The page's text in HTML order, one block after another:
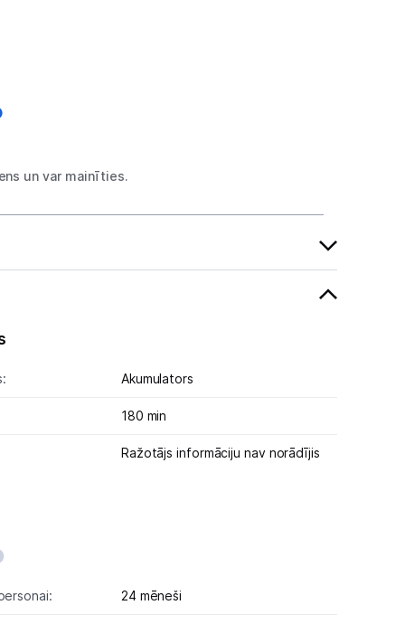
un var mainīties.
Akumulators
180 min
Ražotājs informāciju nav norādījis
24 mēneši